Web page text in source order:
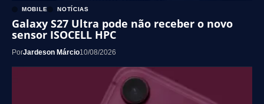
MOBILE NOTÍCIAS
Galaxy S27 Ultra pode não receber o novo
sensor ISOCELL HPC
PorJardeson Márcio10/08/2026